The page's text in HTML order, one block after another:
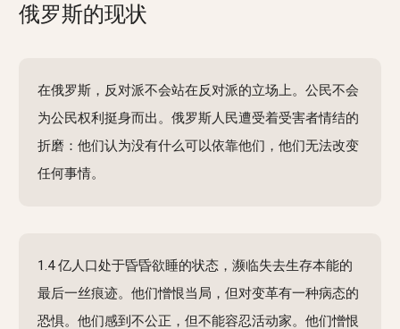
俄罗斯的现状
在俄罗斯，反对派不会站在反对派的立场上。公民不会
为公民权利挺身而出。俄罗斯人民遭受着受害者情结的
折磨：他们认为没有什么可以依靠他们，他们无法改变
任何事情。
1.4 亿人口处于昏昏欲睡的状态，濒临失去生存本能的
最后一丝痕迹。他们憎恨当局，但对变革有一种病态的
恐惧。他们感到不公正，但不能容忍活动家。他们憎恨